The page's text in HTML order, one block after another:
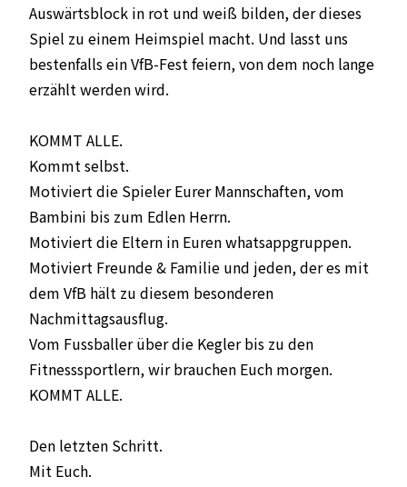
Auswärtsblock in rot und weiß bilden, der dieses
Spiel zu einem Heimspiel macht. Und lasst uns
bestenfalls ein VfB-Fest feiern, von dem noch lange
erzählt werden wird.
KOMMT ALLE.
Kommt selbst.
Motiviert die Spieler Eurer Mannschaften, vom
Bambini bis zum Edlen Herrn.
Motiviert die Eltern in Euren whatsappgruppen.
Motiviert Freunde & Familie und jeden, der es mit
dem VfB hält zu diesem besonderen
Nachmittagsausflug.
Vom Fussballer über die Kegler bis zu den
Fitnesssportlern, wir brauchen Euch morgen.
KOMMT ALLE.
Den letzten Schritt.
Mit Euch.